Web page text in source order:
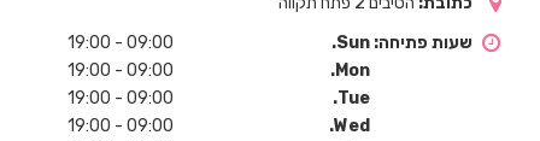
שעות פתיחה: Sun.
Mon.
Tue.
Wed.